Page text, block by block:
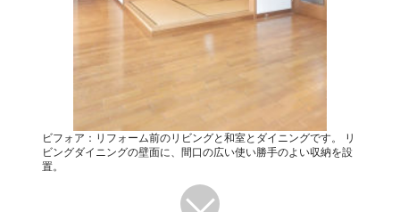
ビフォア：リフォーム前のリビングと和室とダイニングです。 リ
ビングダイニングの壁面に、間口の広い使い勝手のよい収納を設
置。